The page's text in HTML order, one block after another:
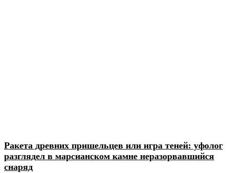
Ракета древних пришельцев или игра теней: уфолог
разглядел в марсианском камне неразорвавшийся
снаряд